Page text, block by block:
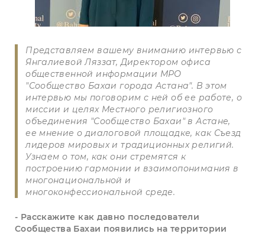
Представляем вашему вниманию интервью с
Янгалиевой Ляззат, Директором офиса
общественной информации МРО
"Сообщество Бахаи города Астана". В этом
интервью мы поговорим с ней об ее работе, о
миссии и целях Местного религиозного
объединения "Сообщество Бахаи" в Астане,
ее мнение о диалоговой площадке, как Съезд
лидеров мировых и традиционных религий.
Узнаем о том, как они стремятся к
построению гармонии и взаимопонимания в
многонациональной и
многоконфессиональной среде.
- Расскажите как давно последователи
Сообщества Бахаи появились на территории